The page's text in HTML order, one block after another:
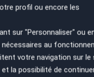
HYBRID / 150 CH /
30000 km
profil ou encore les
sur "Personnaliser" ou
au
votre navigation sur le
la possibilité de